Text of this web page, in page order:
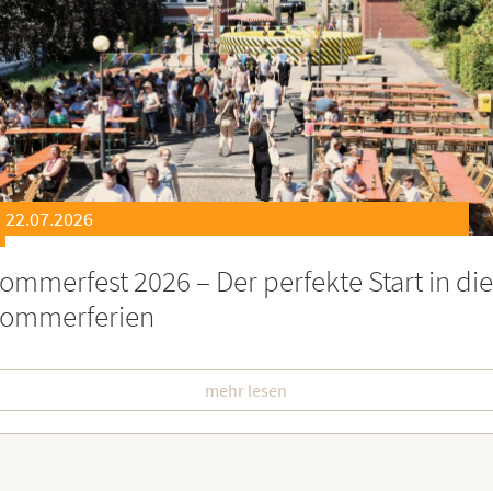
21.07.2026
zu Ehren besonders engagierter
mehr lesen